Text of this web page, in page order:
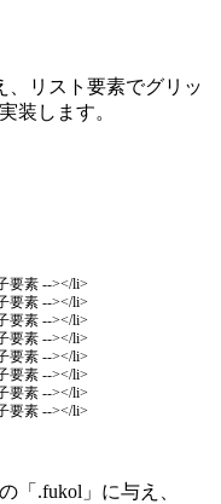
、リスト要素でグリッ
装します。
要素 --></li>
要素 --></li>
要素 --></li>
要素 --></li>
要素 --></li>
要素 --></li>
要素 --></li>
要素 --></li>
「.fukol」に与え、